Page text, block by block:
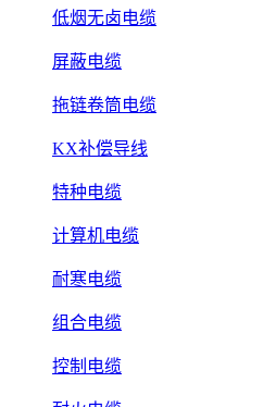
低烟无卤电缆
屏蔽电缆
拖链卷筒电缆
KX补偿导线
特种电缆
计算机电缆
耐寒电缆
组合电缆
控制电缆